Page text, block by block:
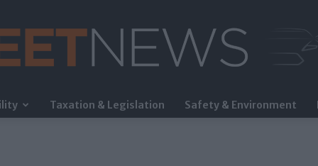
FleetNews
Taxation & Legislation Safety & Environment